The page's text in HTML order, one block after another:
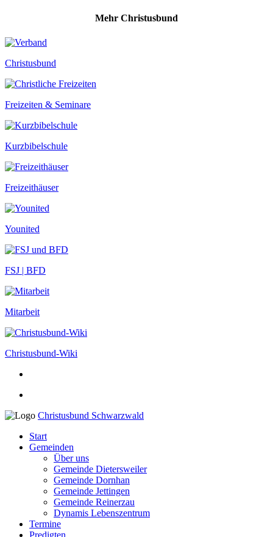
Mehr Christusbund
Christusbund
Freizeiten & Seminare
Kurzbibelschule
Freizeithäuser
Younited
FSJ | BFD
Mitarbeit
Christusbund-Wiki
Christusbund Schwarzwald
Start
Gemeinden
Über uns
Gemeinde Dietersweiler
Gemeinde Dornhan
Gemeinde Jettingen
Gemeinde Reinerzau
Dynamis Lebenszentrum
Termine
Predigten